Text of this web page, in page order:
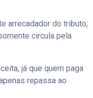
arrecadador do tributo,
circula pela
já que quem paga
repassa ao